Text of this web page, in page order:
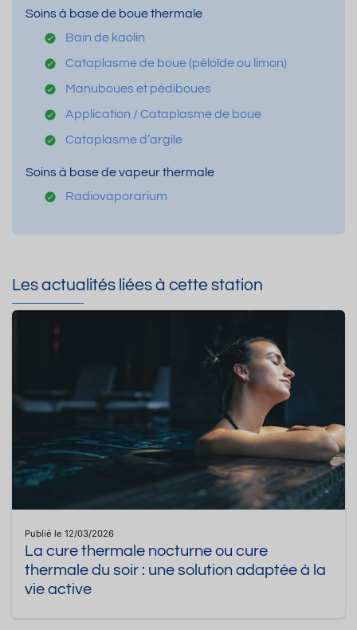
Soins à base de boue thermale
Bain de kaolin
Cataplasme de boue (péloïde ou limon)
Manuboues et pédiboues
Application / Cataplasme de boue
Cataplasme d’argile
Soins à base de vapeur thermale
Radiovaporarium
Les actualités liées à cette station
Publié le 12/03/2026
La cure thermale nocturne ou cure
thermale du soir : une solution adaptée à la
vie active